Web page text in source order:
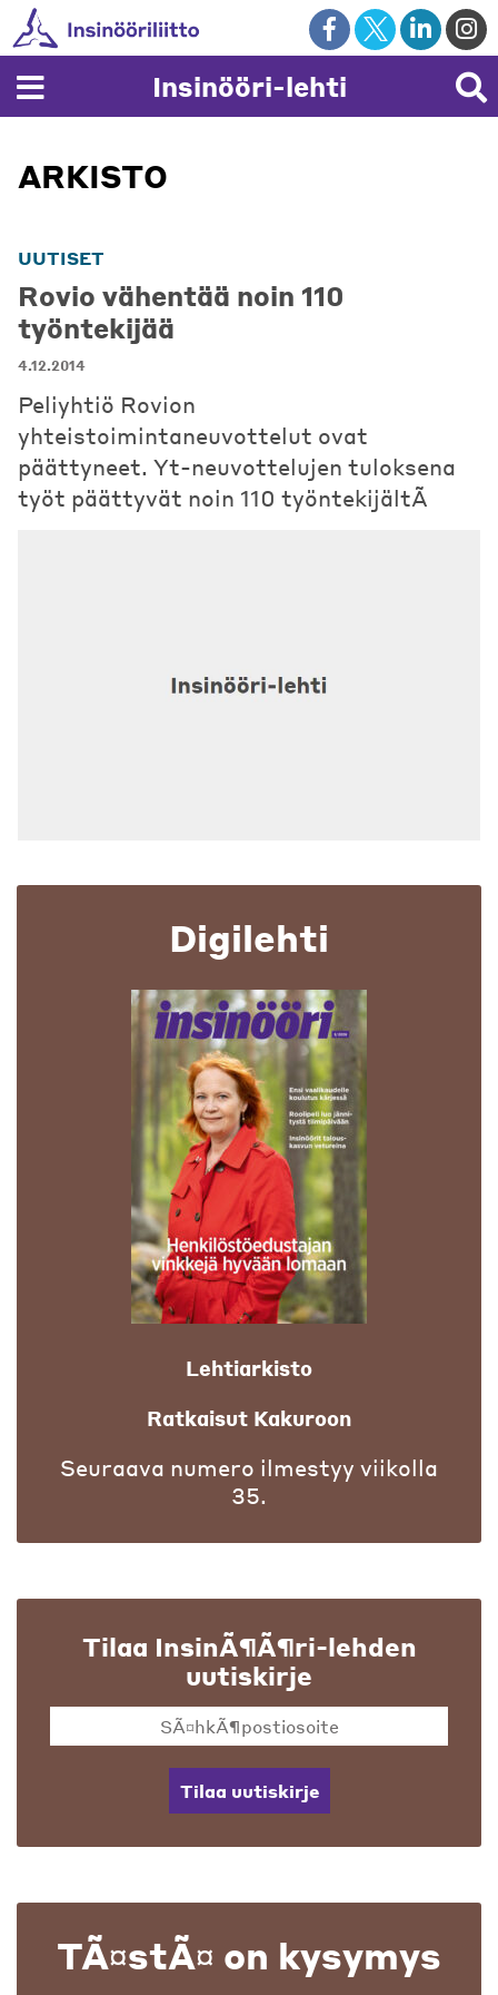
Skip
to
content
Insinööri-lehti
ARKISTO
UUTISET
Rovio vähentää noin 110
työntekijää
4.12.2014
Peliyhtiö Rovion
yhteistoimintaneuvottelut ovat
päättyneet. Yt-neuvottelujen tuloksena
työt päättyvät noin 110 työntekijältÃ
Digilehti
Lehtiarkisto
Ratkaisut Kakuroon
Seuraava numero ilmestyy viikolla
35.
Tilaa InsinÃ¶Ã¶ri-lehden
uutiskirje
Tilaa uutiskirje
TÃ¤stÃ¤ on kysymys